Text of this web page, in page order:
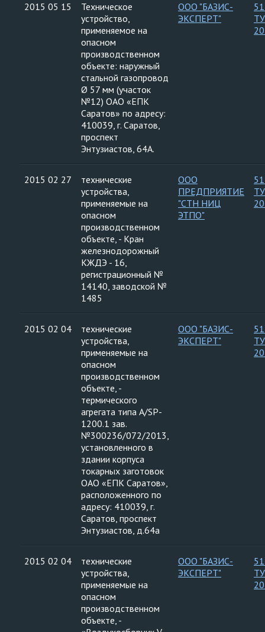
2015 05 15
Техническое
устройство,
применяемое на
опасном
производственном
объекте: наружный
стальной газопровод
Ø 57 мм (участок
№12) ОАО «ЕПК
Саратов» по адресу:
410039, г. Саратов,
проспект
Энтузиастов, 64А.
ООО "БАЗИС-
ЭКСПЕРТ"
2015 02 27
технические
устройства,
применяемые на
опасном
производственном
объекте, - Кран
железнодорожный
КЖДЭ - 16,
регистрационный №
14140, заводской №
1485
ООО
ПРЕДПРИЯТИЕ
"СТН НИЦ
ЭТПО"
2015 02 04
технические
устройства,
применяемые на
опасном
производственном
объекте, -
термического
агрегата типа А/SP-
1200.1 зав.
№300236/072/2013,
установленного в
здании корпуса
токарных заготовок
ОАО «ЕПК Саратов»,
расположенного по
адресу: 410039, г.
Саратов, проспект
Энтузиастов, д.64а
ООО "БАЗИС-
ЭКСПЕРТ"
2015 02 04
технические
устройства,
применяемые на
опасном
производственном
объекте, -
ООО "БАЗИС-
ЭКСПЕРТ"